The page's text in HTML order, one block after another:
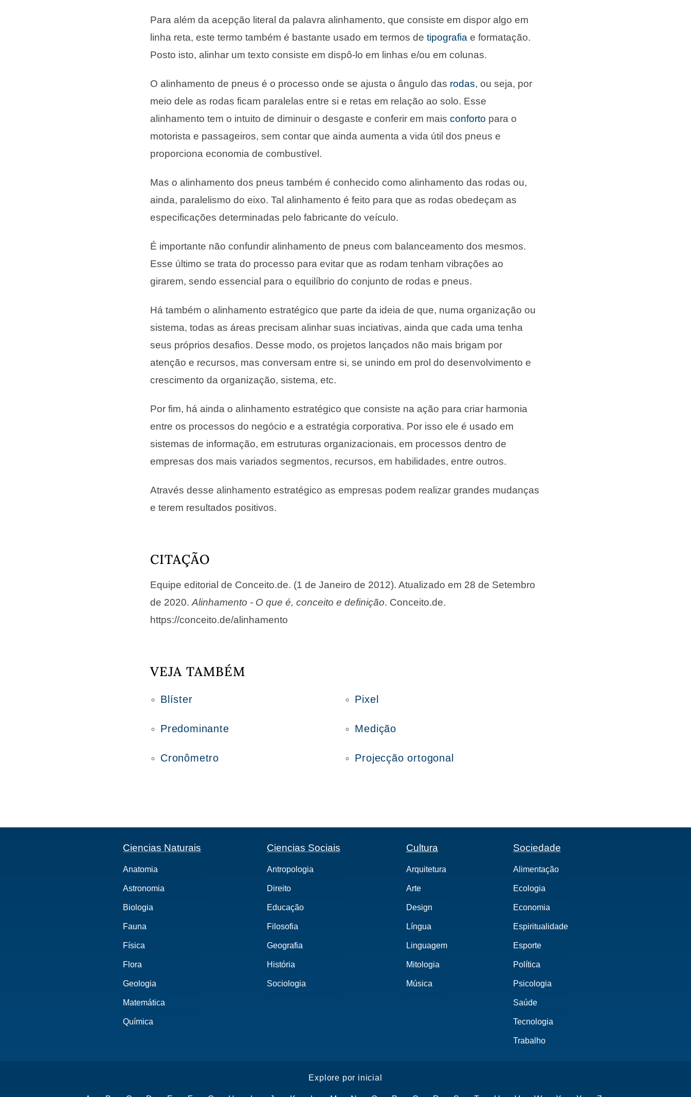
Para além da acepção literal da palavra alinhamento, que consiste em dispor algo em
linha reta, este termo também é bastante usado em termos detipografia e formatação.
Posto isto, alinhar um texto consiste em dispô-lo em linhas e/ou em colunas.
O alinhamento de pneus é o processo onde se ajusta o ângulo das rodas, ou seja, por
meio dele as rodas ficam paralelas entre si e retas em relação ao solo. Esse
alinhamento tem o intuito de diminuir o desgaste e conferir em maisconforto para o
motorista e passageiros, sem contar que ainda aumenta a vida útil dos pneus e
proporciona economia de combustível.
Mas o alinhamento dos pneus também é conhecido como alinhamento das rodas ou,
ainda, paralelismo do eixo. Tal alinhamento é feito para que as rodas obedeçam as
especificações determinadas pelo fabricante do veículo.
É importante não confundir alinhamento de pneus com balanceamento dos mesmos.
Esse último se trata do processo para evitar que as rodam tenham vibrações ao
girarem, sendo essencial para o equilíbrio do conjunto de rodas e pneus.
Há também o alinhamento estratégico que parte da ideia de que, numa organização ou
sistema, todas as áreas precisam alinhar suas inciativas, ainda que cada uma tenha
seus próprios desafios. Desse modo, os projetos lançados não mais brigam por
atenção e recursos, mas conversam entre si, se unindo em prol do desenvolvimento e
crescimento da organização, sistema, etc.
Por fim, há ainda o alinhamento estratégico que consiste na ação para criar harmonia
entre os processos do negócio e a estratégia corporativa. Por isso ele é usado em
sistemas de informação, em estruturas organizacionais, em processos dentro de
empresas dos mais variados segmentos, recursos, em habilidades, entre outros.
Através desse alinhamento estratégico as empresas podem realizar grandes mudanças
e terem resultados positivos.
CITAÇÃO
Equipe editorial de Conceito.de. (1 de Janeiro de 2012). Atualizado em 28 de Setembro
de 2020.Alinhamento - O que é, conceito e definição. Conceito.de.
https://conceito.de/alinhamento
VEJA TAMBÉM
Blíster
Predominante
Cronômetro
Pixel
Medição
Projecção ortogonal
Ciencias Naturais
Anatomia
Astronomia
Biologia
Fauna
Física
Flora
Geologia
Matemática
Química
Ciencias Sociais
Antropologia
Direito
Educação
Filosofia
Geografia
História
Sociologia
Cultura
Arquitetura
Arte
Design
Língua
Linguagem
Mitologia
Música
Sociedade
Alimentação
Ecologia
Economia
Espiritualidade
Esporte
Política
Psicologia
Saúde
Tecnologia
Trabalho
Explore por inicial